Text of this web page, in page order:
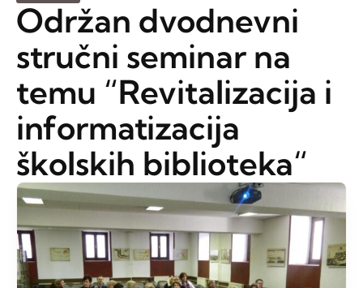
Održan dvodnevni
stručni seminar na
temu “Revitalizacija i
informatizacija
školskih biblioteka“